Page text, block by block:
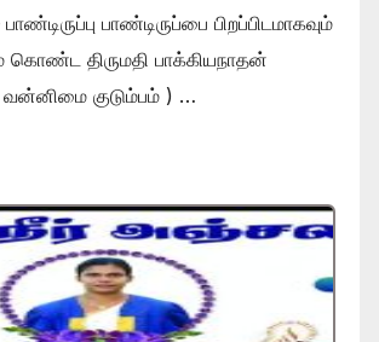
பாண்டிருப்பை பிறப்பிடமாகவும்
கொண்ட திருமதி பாக்கியநாதன்
குடும்பம் ) …